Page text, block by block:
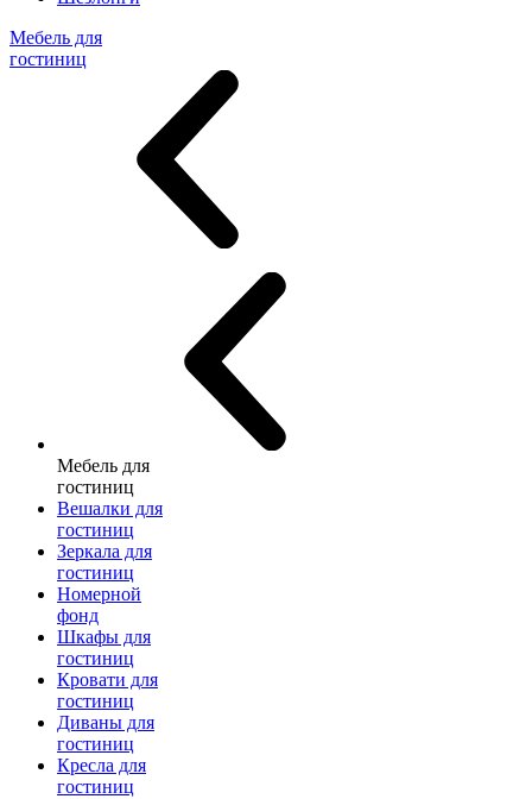
Мебель для
гостиниц
Мебель для
гостиниц
Вешалки для
гостиниц
Зеркала для
гостиниц
Номерной
фонд
Шкафы для
гостиниц
Кровати для
гостиниц
Диваны для
гостиниц
Кресла для
гостиниц